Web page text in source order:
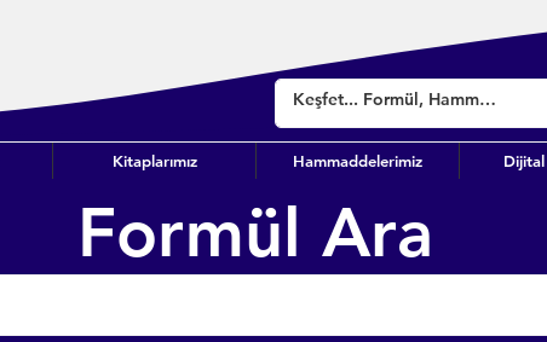
Kitaplarımız Hammaddelerimiz
Formül Ara